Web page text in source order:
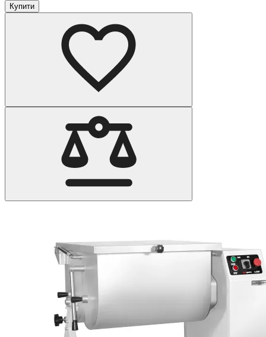
Купити